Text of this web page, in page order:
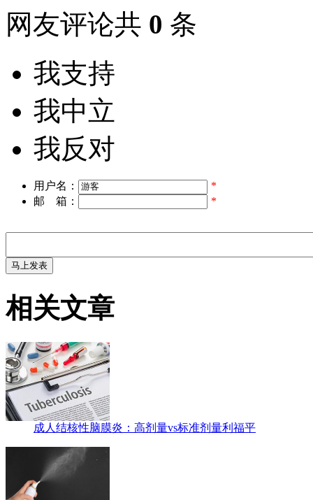
网友评论共 0 条
我支持
我中立
我反对
用户名：
*
邮 箱：
*
相关文章
成人结核性脑膜炎：高剂量vs标准剂量利福平